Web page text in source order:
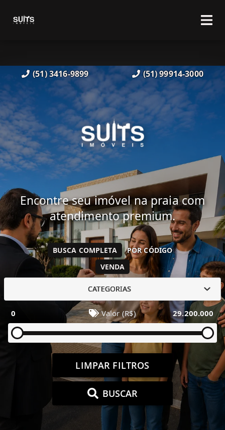
(51) 3416-9899 (51) 99914-3000
Encontre seu imóvel na praia com
atendimento premium.
VENDA
BUSCA COMPLETA POR CÓDIGO
CATEGORIAS
0 Valor (R$) 29.200.000
LIMPAR FILTROS
BUSCAR